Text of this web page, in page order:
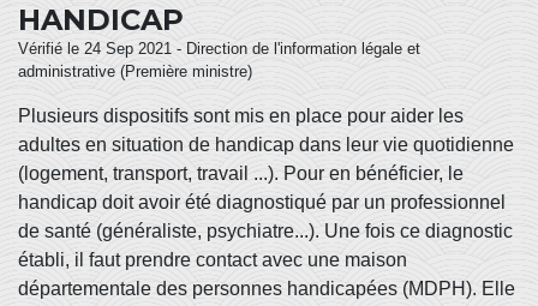
HANDICAP
Vérifié le 24 Sep 2021 - Direction de l'information légale et
administrative (Première ministre)
Plusieurs dispositifs sont mis en place pour aider les
adultes en situation de handicap dans leur vie quotidienne
(logement, transport, travail ...). Pour en bénéficier, le
handicap doit avoir été diagnostiqué par un professionnel
de santé (généraliste, psychiatre...). Une fois ce diagnostic
établi, il faut prendre contact avec une maison
départementale des personnes handicapées (MDPH). Elle